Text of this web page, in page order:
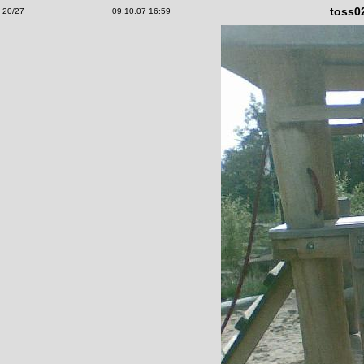
20/27 09.10.07 16:59